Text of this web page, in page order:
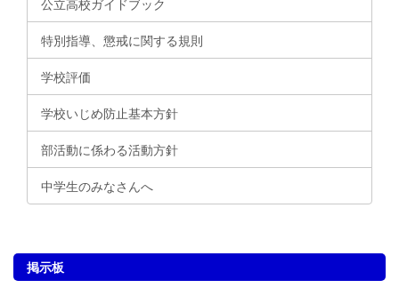
特別指導、懲戒に関する規則
学校評価
学校いじめ防止基本方針
部活動に係わる活動方針
中学生のみなさんへ
掲示板